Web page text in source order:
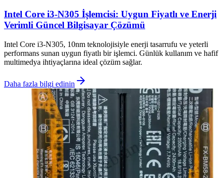
Intel Core i3-N305 İşlemcisi: Uygun Fiyatlı ve Enerji
Verimli Güncel Bilgisayar Çözümü
Intel Core i3-N305, 10nm teknolojisiyle enerji tasarrufu ve yeterli
performans sunan uygun fiyatlı bir işlemci. Günlük kullanım ve hafif
multimedya ihtiyaçlarına ideal çözüm sağlar.
Daha fazla bilgi edinin